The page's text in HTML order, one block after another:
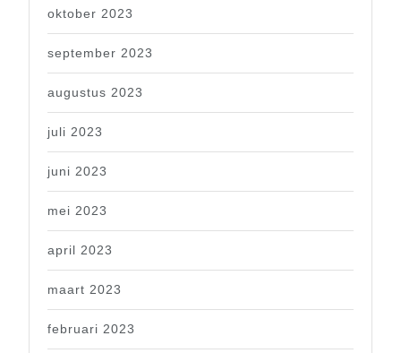
oktober 2023
september 2023
augustus 2023
juli 2023
juni 2023
mei 2023
april 2023
maart 2023
februari 2023